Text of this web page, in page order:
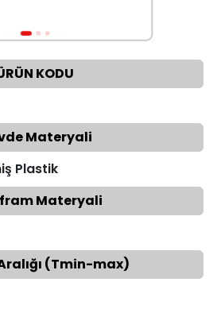
KODU
Materyali
Plastik
Materyali
(Tmin-max)